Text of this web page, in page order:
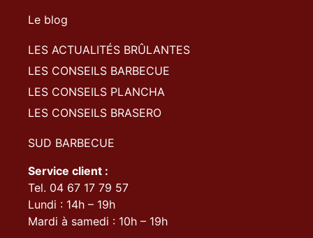
Le blog
LES ACTUALITÉS BRÛLANTES
LES CONSEILS BARBECUE
LES CONSEILS PLANCHA
LES CONSEILS BRASERO
SUD BARBECUE
Service client :
Tel. 04 67 17 79 57
Lundi : 14h – 19h
Mardi à samedi : 10h – 19h